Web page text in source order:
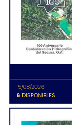
15/08/2026
6 DISPONIBLES